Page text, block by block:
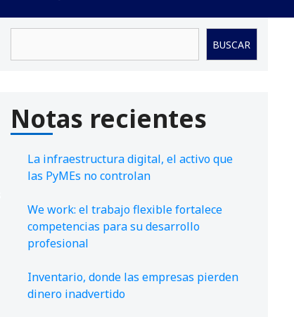
BUSCAR
Notas recientes
La infraestructura digital, el activo que
las PyMEs no controlan
We work: el trabajo flexible fortalece
competencias para su desarrollo
profesional
Inventario, donde las empresas pierden
dinero inadvertido